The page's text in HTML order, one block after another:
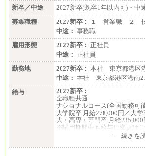
新卒／中途
2027新卒(既卒1年以内可)・中
募集職種
2027新卒：
１ 営業職 ２
中途： 事務職
雇用形態
2027新卒： 正社員
中途： 正社員
勤務地
2027新卒： 本社 東京都港区
中途： 本社 東京都港区港南
給与
2027新卒：
全職種共通
ナショナルコース(全国勤務可
大学院卒 月給278,000円／大
大・高専・専門卒 月給235,000
※試用期間中も給与に変更はご
大学院卒 月給264,000円／大学
+ 続きを